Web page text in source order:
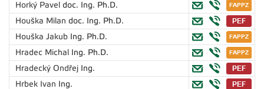
Horký Pavel doc. Ing. Ph.D.
Houška Milan doc. Ing. Ph.D.
Houška Jakub Ing. Ph.D.
Hradec Michal Ing. Ph.D.
Hradecký Ondřej Ing.
Hrbek Ivan Ing.